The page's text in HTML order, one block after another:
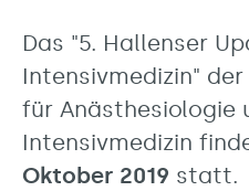
Das "5. Hallenser
Intensivmedizin"
für Anästhesiologie
Intensivmedizin
Oktober 2019 statt.